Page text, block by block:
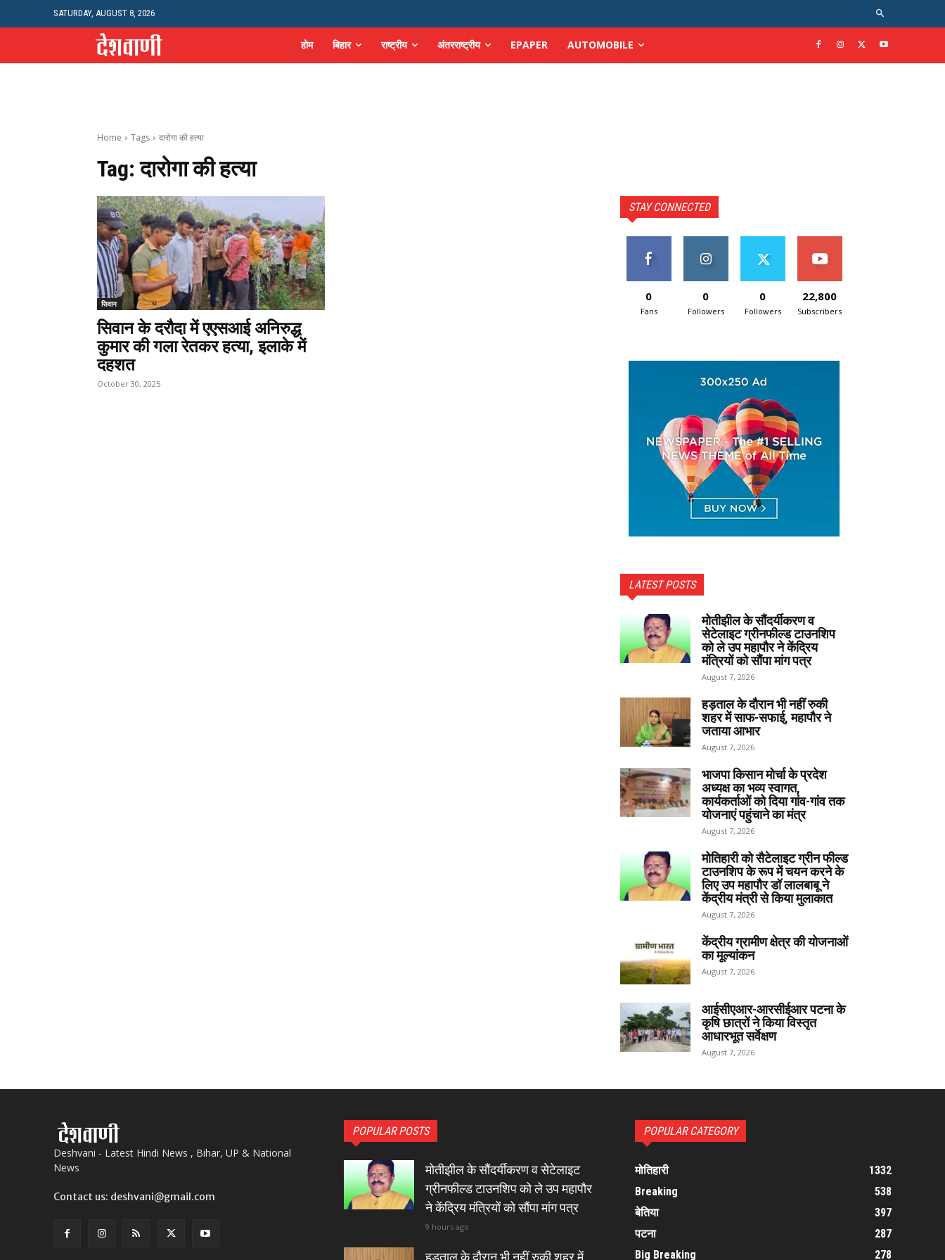
SATURDAY, AUGUST 8, 2026
होम बिहार राष्ट्रीय अंतरराष्ट्रीय EPAPER AUTOMOBILE
Home Tags दारोगा की हत्या
Tag:दारोगा की हत्या
सिवान
सिवान के दरौदा में एएसआई अनिरुद्ध
कुमार की गला रेतकर हत्या, इलाके में
दहशत
October 30, 2025
STAY CONNECTED
0
Fans
0
Followers
0
Followers
22,800
Subscribers
LATEST POSTS
मोतीझील के सौंदर्यीकरण व
सेटेलाइट ग्रीनफील्ड टाउनशिप
को ले उप महापौर ने केंद्रिय
मंत्रियों को सौंपा मांग पत्र
August 7, 2026
हड़ताल के दौरान भी नहीं रुकी
शहर में साफ-सफाई, महापौर ने
जताया आभार
August 7, 2026
भाजपा किसान मोर्चा के प्रदेश
अध्यक्ष का भव्य स्वागत,
कार्यकर्ताओं को दिया गांव-गांव तक
योजनाएं पहुंचाने का मंत्र
August 7, 2026
मोतिहारी को सैटेलाइट ग्रीन फील्ड
टाउनशिप के रूप में चयन करने के
लिए उप महापौर डॉ लालबाबू ने
केंद्रीय मंत्री से किया मुलाकात
August 7, 2026
केंद्रीय ग्रामीण क्षेत्र की योजनाओं
का मूल्यांकन
August 7, 2026
आईसीएआर-आरसीईआर पटना के
कृषि छात्रों ने किया विस्तृत
आधारभूत सर्वेक्षण
August 7, 2026
Deshvani - Latest Hindi News , Bihar, UP & National
News
Contact us: deshvani@gmail.com
POPULAR POSTS
मोतीझील के सौंदर्यीकरण व सेटेलाइट
ग्रीनफील्ड टाउनशिप को ले उप महापौर
ने केंद्रिय मंत्रियों को सौंपा मांग पत्र
9 hours ago
हड़ताल के दौरान भी नहीं रुकी शहर में
POPULAR CATEGORY
मोतिहारी
1332
Breaking
538
बेतिया
397
पटना
287
Big Breaking
278